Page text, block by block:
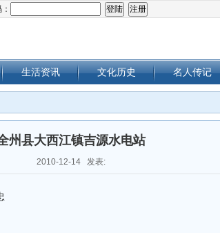
生活资讯 文化历史 名人传记
州县大西江镇吉源水电站
2010-12-14 发表: